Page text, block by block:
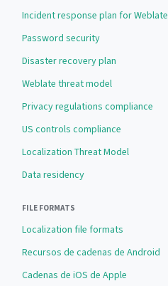
Incident response plan for Weblate
Password security
Disaster recovery plan
Weblate threat model
Privacy regulations compliance
US controls compliance
Localization Threat Model
Data residency
FILE FORMATS
Localization file formats
Recursos de cadenas de Android
Cadenas de iOS de Apple